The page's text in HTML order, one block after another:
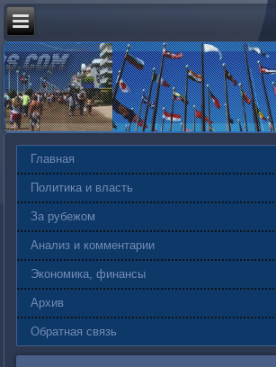
Главная
Политика и власть
За рубежом
Анализ и комментарии
Экономика, финансы
Архив
Обратная связь